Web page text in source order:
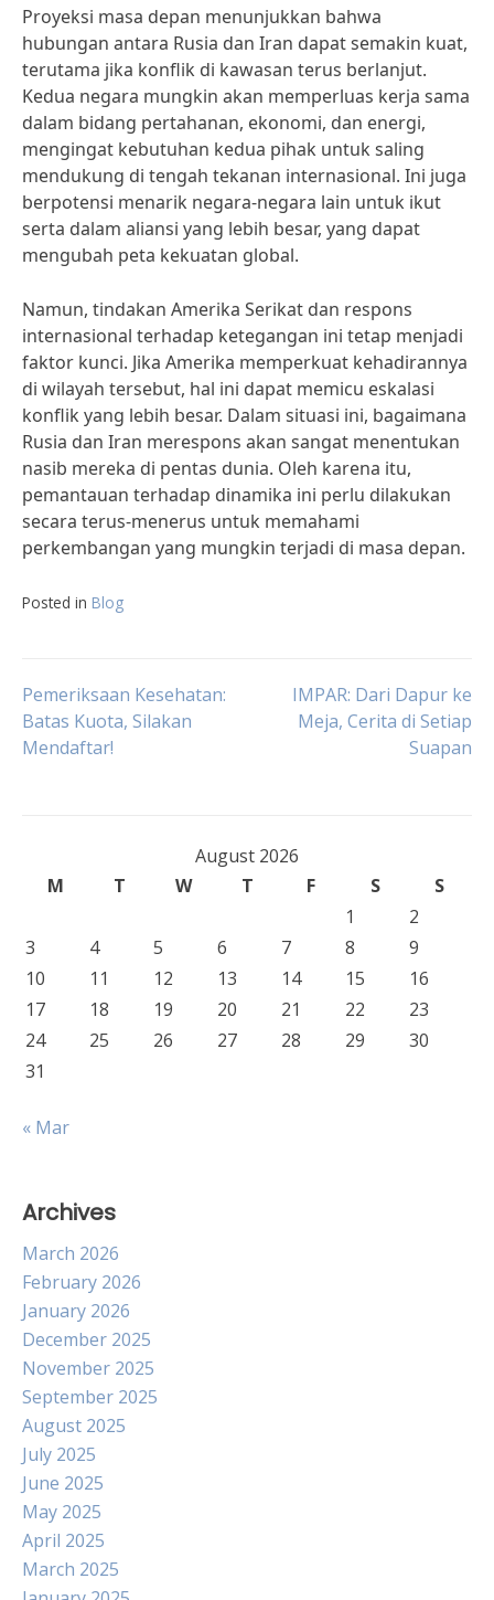
Proyeksi masa depan menunjukkan bahwa
hubungan antara Rusia dan Iran dapat semakin kuat,
terutama jika konflik di kawasan terus berlanjut.
Kedua negara mungkin akan memperluas kerja sama
dalam bidang pertahanan, ekonomi, dan energi,
mengingat kebutuhan kedua pihak untuk saling
mendukung di tengah tekanan internasional. Ini juga
berpotensi menarik negara-negara lain untuk ikut
serta dalam aliansi yang lebih besar, yang dapat
mengubah peta kekuatan global.
Namun, tindakan Amerika Serikat dan respons
internasional terhadap ketegangan ini tetap menjadi
faktor kunci. Jika Amerika memperkuat kehadirannya
di wilayah tersebut, hal ini dapat memicu eskalasi
konflik yang lebih besar. Dalam situasi ini, bagaimana
Rusia dan Iran merespons akan sangat menentukan
nasib mereka di pentas dunia. Oleh karena itu,
pemantauan terhadap dinamika ini perlu dilakukan
secara terus-menerus untuk memahami
perkembangan yang mungkin terjadi di masa depan.
Posted in Blog
Post
navigation
Pemeriksaan Kesehatan:
Batas Kuota, Silakan
Mendaftar!
IMPAR: Dari Dapur ke
Meja, Cerita di Setiap
Suapan
August 2026
M
T W T F S
S
1
2
3
4 5 6 7 8
9
10
11 12 13 14 15
16
17
18 19 20 21 22
23
24
25 26 27 28 29
30
31
« Mar
Archives
March 2026
February 2026
January 2026
December 2025
November 2025
September 2025
August 2025
July 2025
June 2025
May 2025
April 2025
March 2025